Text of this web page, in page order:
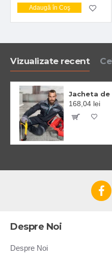
Adaugă în Coş
Vizualizate recent
168,04 lei
Despre Noi
Despre Noi